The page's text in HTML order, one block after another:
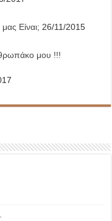
Είναι; 26/11/2015
μου !!!